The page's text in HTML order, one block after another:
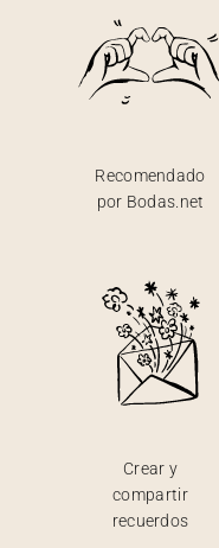
Recomendado
por Bodas.net
Crear y
compartir
recuerdos